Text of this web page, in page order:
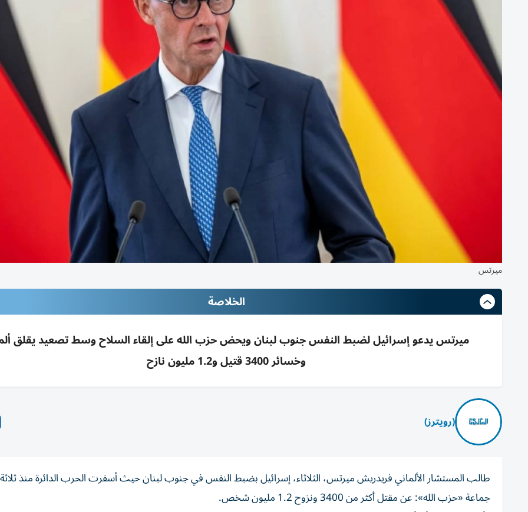
ميرتس
الخلاصة
ميرتس يدعو إسرائيل لضبط النفس جنوب لبنان ويحض حزب الله على إلقاء السلاح وسط تصعيد يقلق
وخسائر 3400 قتيل و1.2 مليون نازح
(رويترز)
طالب ‌المستشار الألماني ​فريدريش ميرتس، الثلاثاء، إسرائيل ‌بضبط النفس في ‌جنوب لبنان حيث ⁠أسفرت الحرب الدائرة منذ
جماعة ​«حزب الله»: عن ‌مقتل أكثر من 3400 ونزوح ⁠1.2 مليون شخص.